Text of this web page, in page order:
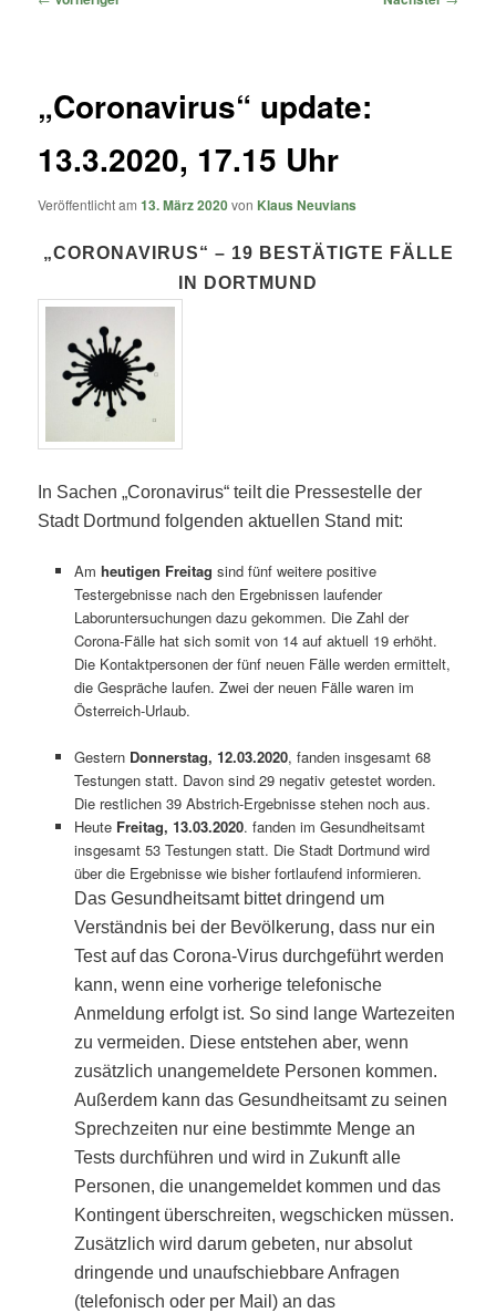
„Coronavirus“ update:
13.3.2020, 17.15 Uhr
Veröffentlicht am13. März 2020von Klaus Neuvians
„CORONAVIRUS“ – 19 BESTÄTIGTE FÄLLE
IN DORTMUND
In Sachen „Coronavirus“ teilt die Pressestelle der
Stadt Dortmund folgenden aktuellen Stand mit:
Am heutigen Freitag sind fünf weitere positive
Testergebnisse nach den Ergebnissen laufender
Laboruntersuchungen dazu gekommen. Die Zahl der
Corona-Fälle hat sich somit von 14 auf aktuell 19 erhöht.
Die Kontaktpersonen der fünf neuen Fälle werden ermittelt,
die Gespräche laufen. Zwei der neuen Fälle waren im
Österreich-Urlaub.
Gestern Donnerstag, 12.03.2020, fanden insgesamt 68
Testungen statt. Davon sind 29 negativ getestet worden.
Die restlichen 39 Abstrich-Ergebnisse stehen noch aus.
Heute Freitag, 13.03.2020. fanden im Gesundheitsamt
insgesamt 53 Testungen statt. Die Stadt Dortmund wird
über die Ergebnisse wie bisher fortlaufend informieren.
Das Gesundheitsamt bittet dringend um
Verständnis bei der Bevölkerung, dass nur ein
Test auf das Corona-Virus durchgeführt werden
kann, wenn eine vorherige telefonische
Anmeldung erfolgt ist. So sind lange Wartezeiten
zu vermeiden. Diese entstehen aber, wenn
zusätzlich unangemeldete Personen kommen.
Außerdem kann das Gesundheitsamt zu seinen
Sprechzeiten nur eine bestimmte Menge an
Tests durchführen und wird in Zukunft alle
Personen, die unangemeldet kommen und das
Kontingent überschreiten, wegschicken müssen.
Zusätzlich wird darum gebeten, nur absolut
dringende und unaufschiebbare Anfragen
(telefonisch oder per Mail) an das